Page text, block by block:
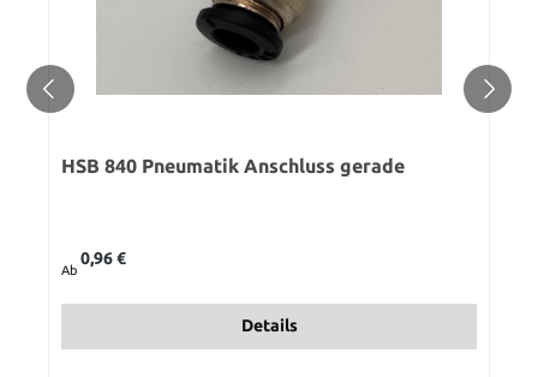
HSB 840 Pneumatik Anschluss gerade
Ab
0,96 €
Details